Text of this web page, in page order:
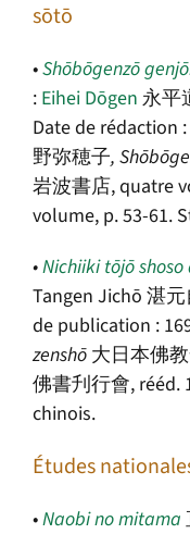
sōtō
•Shōbōgenzō
: Eihei Dōgen 永平
Date de rédaction
野弥穂子,
岩波書店, quatre
volume, p. 53-61.
•Nichiiki tōjō shoso
Tangen Jichō 湛
de publication :
zenshō 大日本佛
佛書刋行會, rééd.
chinois.
Études
•Naobi no mitama